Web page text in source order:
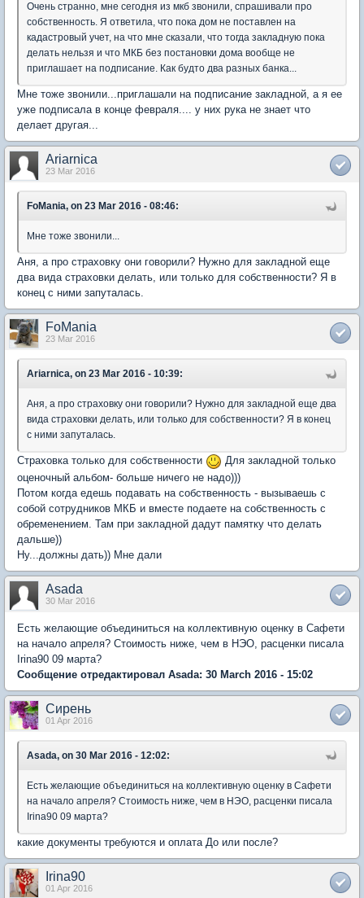
Очень странно, мне сегодня из мкб звонили, спрашивали про
собственность. Я ответила, что пока дом не поставлен на
кадастровый учет, на что мне сказали, что тогда закладную пока
делать нельзя и что МКБ без постановки дома вообще не
приглашает на подписание. Как будто два разных банка...
Мне тоже звонили...приглашали на подписание закладной, а я ее
уже подписала в конце февраля.... у них рука не знает что
делает другая...
Ariarnica
23 Mar 2016
FoMania, on 23 Mar 2016 - 08:46:
Мне тоже звонили...
Аня, а про страховку они говорили? Нужно для закладной еще
два вида страховки делать, или только для собственности? Я в
конец с ними запуталась.
FoMania
23 Mar 2016
Ariarnica, on 23 Mar 2016 - 10:39:
Аня, а про страховку они говорили? Нужно для закладной еще два
вида страховки делать, или только для собственности? Я в конец
с ними запуталась.
Страховка только для собственности
Для закладной только
оценочный альбом- больше ничего не надо)))
Потом когда едешь подавать на собственность - вызываешь с
собой сотрудников МКБ и вместе подаете на собственность с
обременением. Там при закладной дадут памятку что делать
дальше))
Ну...должны дать)) Мне дали
Asada
30 Mar 2016
Есть желающие объединиться на коллективную оценку в Сафети
на начало апреля? Стоимость ниже, чем в НЭО, расценки писала
Irina90 09 марта?
Сообщение отредактировал Asada: 30 March 2016 - 15:02
Сирень
01 Apr 2016
Asada, on 30 Mar 2016 - 12:02:
Есть желающие объединиться на коллективную оценку в Сафети
на начало апреля? Стоимость ниже, чем в НЭО, расценки писала
Irina90 09 марта?
какие документы требуются и оплата До или после?
Irina90
01 Apr 2016